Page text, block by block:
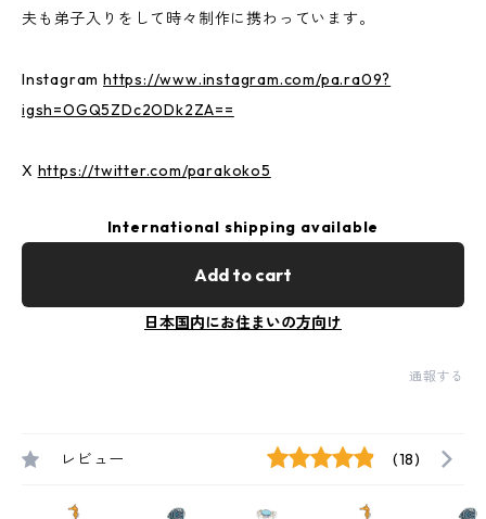
夫も弟子入りをして時々制作に携わっています。
Instagram https://www.instagram.com/pa.ra09?
igsh=OGQ5ZDc2ODk2ZA==
X https://twitter.com/parakoko5
International shipping available
Add to cart
日本国内にお住まいの方向け
通報する
レビュー (18)